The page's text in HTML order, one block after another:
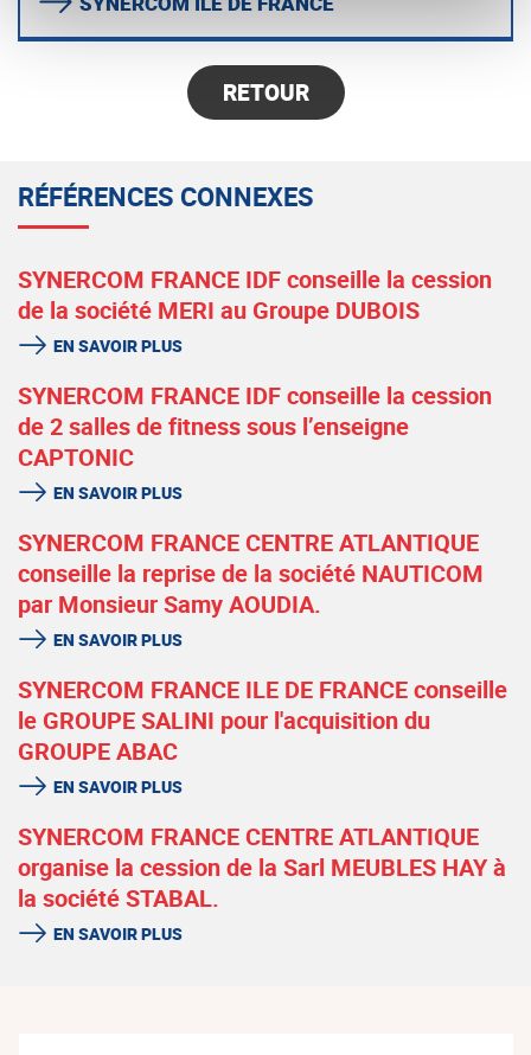
RETOUR
RÉFÉRENCES CONNEXES
SYNERCOM FRANCE IDF conseille la cession
de la société MERI au Groupe DUBOIS
EN SAVOIR PLUS
SYNERCOM FRANCE IDF conseille la cession
de 2 salles de fitness sous l’enseigne
CAPTONIC
EN SAVOIR PLUS
SYNERCOM FRANCE CENTRE ATLANTIQUE
conseille la reprise de la société NAUTICOM
par Monsieur Samy AOUDIA.
EN SAVOIR PLUS
SYNERCOM FRANCE ILE DE FRANCE conseille
le GROUPE SALINI pour l'acquisition du
GROUPE ABAC
EN SAVOIR PLUS
SYNERCOM FRANCE CENTRE ATLANTIQUE
organise la cession de la Sarl MEUBLES HAY à
la société STABAL.
EN SAVOIR PLUS